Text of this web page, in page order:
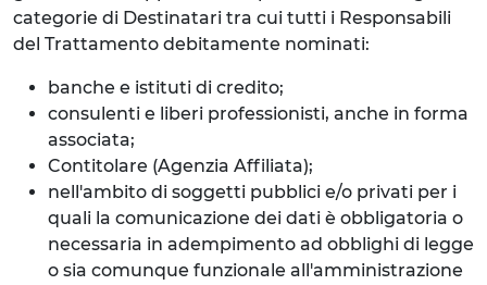
categorie di Destinatari tra cui tutti i Responsabili
del Trattamento debitamente nominati:
banche e istituti di credito;
consulenti e liberi professionisti, anche in forma
associata;
Contitolare (Agenzia Affiliata);
nell'ambito di soggetti pubblici e/o privati per i
quali la comunicazione dei dati è obbligatoria o
necessaria in adempimento ad obblighi di legge
o sia comunque funzionale all'amministrazione